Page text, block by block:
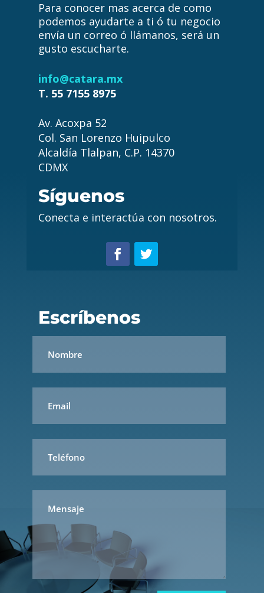
Para conocer mas acerca de como
podemos ayudarte a ti ó tu negocio
envía un correo ó llámanos, será un
gusto escucharte.
info@catara.mx
T. 55 7155 8975
Av. Acoxpa 52
Col. San Lorenzo Huipulco
Alcaldía Tlalpan, C.P. 14370
CDMX
Síguenos
Conecta e interactúa con nosotros.
Escríbenos